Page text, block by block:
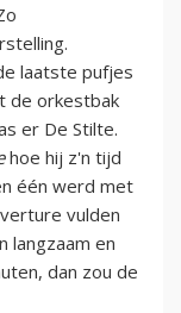
laatste pufjes
de orkestbak
er De Stilte.
hoe hij z'n tijd
één werd met
vulden
langzaam en
dan zou de